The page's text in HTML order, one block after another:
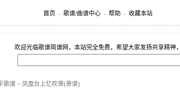
首页 - 歌谱/曲谱中心 - 帮助 - 收藏本站
欢迎光临歌谱简谱网，本站完全免费，希望大家发扬共享精神
歌谱 > 凤凰台上忆吹萧(萧谱)